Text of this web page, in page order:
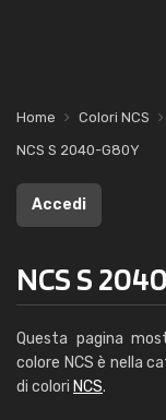
Home Colori NCS
NCS S 2040-G80Y
Accedi
NCS S
Questa pagina
colore NCS è nella
di colori NCS.